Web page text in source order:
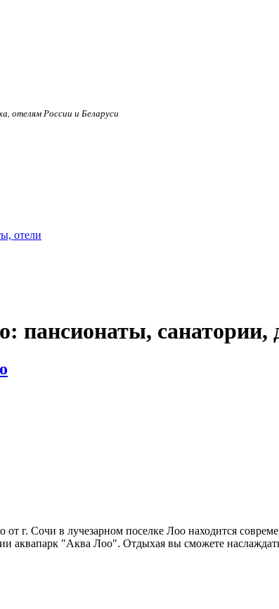
отелям России и Беларуси
отели
пансионаты, санатории,
от г. Сочи в лучезарном поселке Лоо находится
аквапарк "Аква Лоо". Отдыхая вы сможете